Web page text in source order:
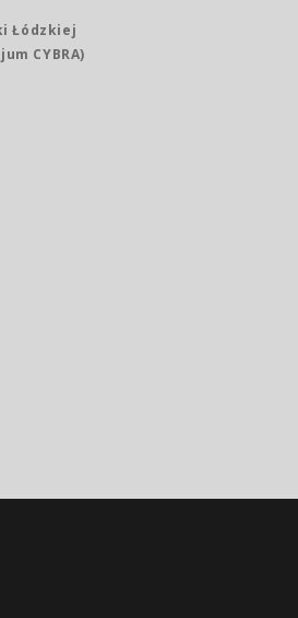
Łódzkiej
CYBRA)